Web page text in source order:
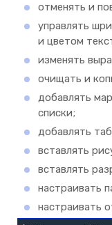
отменять и
управлять
и цветом
изменять
очищать и
добавлять
списки;
добавлять
вставлять
вставлять
настраивать
настраивать